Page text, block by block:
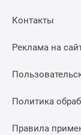
Контакты
Реклама на
Политика
Правила